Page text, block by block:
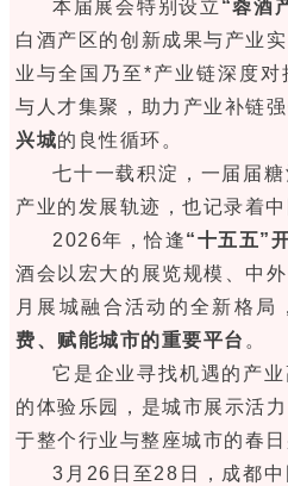
本届展会特别设立 “蓉酒
白酒产区的创新成果与产业
业与全国乃至*产业链深度
与人才集聚，助力产业补链
兴城的良性循环。
七十一载积淀，一届届
产业的发展轨迹，也记录着
2026年，恰逢“十五五”
酒会以宏大的展览规模、中
月展城融合活动的全新格局
费、赋能城市的重要平台 。
它是企业寻找机遇的产
的体验乐园，是城市展示活
于整个行业与整座城市的春日
3月26日至28日，成都